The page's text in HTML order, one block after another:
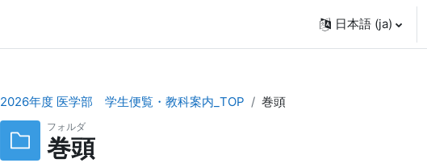
日本語 ‎(ja)‎
2026年度 医学部 学生便覧・教科案内_TOP 巻頭
フォルダ
巻頭